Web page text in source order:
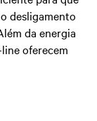
desligamento
da energia
oferecem